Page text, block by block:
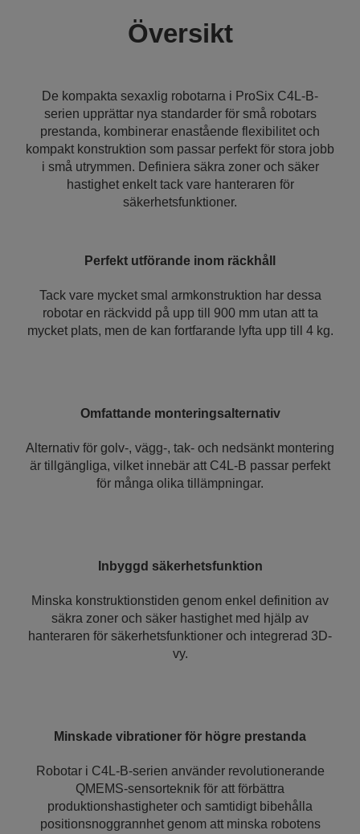
Översikt
De kompakta sexaxlig robotarna i ProSix C4L-B-
serien upprättar nya standarder för små robotars
prestanda, kombinerar enastående flexibilitet och
kompakt konstruktion som passar perfekt för stora jobb
i små utrymmen. Definiera säkra zoner och säker
hastighet enkelt tack vare hanteraren för
säkerhetsfunktioner.
Perfekt utförande inom räckhåll
Tack vare mycket smal armkonstruktion har dessa
robotar en räckvidd på upp till 900 mm utan att ta
mycket plats, men de kan fortfarande lyfta upp till 4 kg.
Omfattande monteringsalternativ
Alternativ för golv-, vägg-, tak- och nedsänkt montering
är tillgängliga, vilket innebär att C4L-B passar perfekt
för många olika tillämpningar.
Inbyggd säkerhetsfunktion
Minska konstruktionstiden genom enkel definition av
säkra zoner och säker hastighet med hjälp av
hanteraren för säkerhetsfunktioner och integrerad 3D-
vy.
Minskade vibrationer för högre prestanda
Robotar i C4L-B-serien använder revolutionerande
QMEMS-sensorteknik för att förbättra
produktionshastigheter och samtidigt bibehålla
positionsnoggrannhet genom att minska robotens